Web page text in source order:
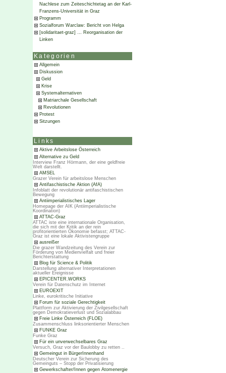
Nachlese zum Zeiteschichtetag an der Karl-
Franzens-Universität in Graz
Programm
Sozialforum Warclaw: Bericht von Helga
[solidaritaet-graz] … Reorganisation der
Linken
Kategorien
Allgemein
Diskussion
Geld
Krise
Systemalternativen
Matriarchale Gesellschaft
Revolutionen
Protest
Sitzungen
Links
Aktive Arbeitslose Österreich
Alternative zu Geld
Interview Franz Hörmann, der eine geldfreie
Welt darstellt.
AMSEL
Grazer Verein für arbeitslose Menschen
Antifaschistische Aktion (AfA)
Infoblatt der revolutionär antifaschistischen
Bewegung
Antiimperialistisches Lager
Homepage der AIK (Antiimperialistische
Koordination)
ATTAC-Graz
ATTAC iste eine internationale Organisation,
die sich mit der Kritik an der rein
profitorientierten Ökonomie befasst; ATTAC-
Graz ist eine lokale Aktivistengruppe
ausreißer
Die grazer Wandzeitung des Verein zur
Förderung von Medienvielfalt und freier
Berichterstattung
Blog für Science & Politik
Darstellung alternativer Interpretationen
aktueller Ereignisse
EPICENTER.WORKS
Verein für Datenschutz im Internet
EUROEXIT
Linke, eurokritische Initiative
Forum für soziale Gerechtigkeit
Plattform zur Aktivierung der Zivilgesellschaft
gegen Demokratieverlust und Sozialabbau
Freie Linke Österreich (FLOE)
Zusammenschluss linksorientierter Menschen
FUNKE Graz
Funke Graz
Für ein unverwechselbares Graz
Versuch, Graz vor der Baulobby zu retten ..
Gemeingut in BürgerInnenhand
Deutscher Verein zur Sicherung des
Gemeinguts – Stopp der Privatisierung
Gewerkschafter/Innen gegen Atomenergie